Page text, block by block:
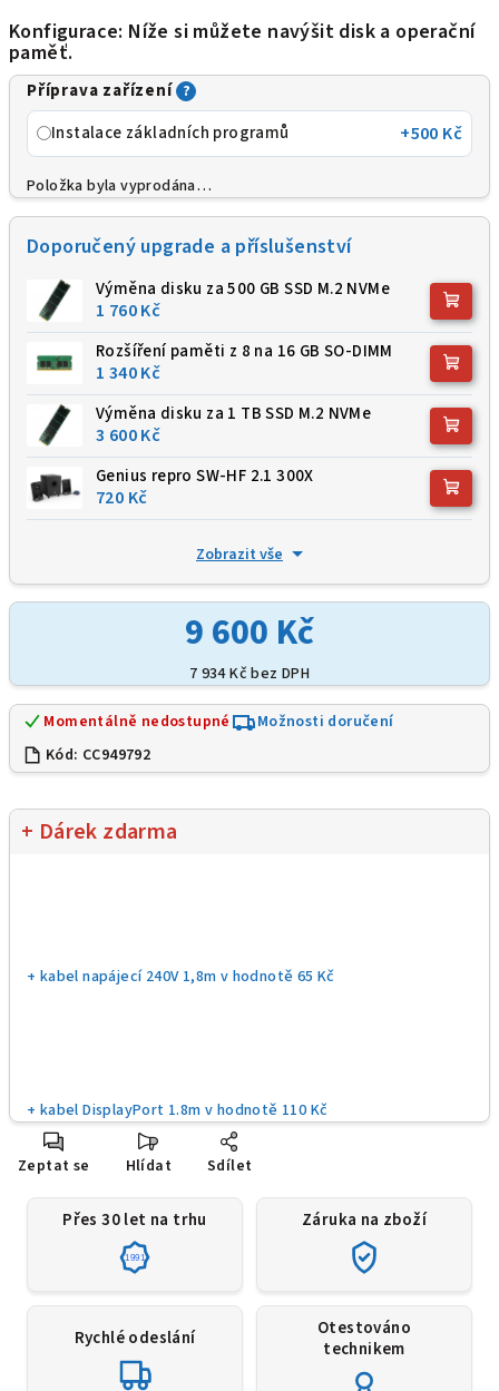
Konfigurace: Níže si můžete navýšit disk a operační
paměť.
Příprava zařízení ?
Instalace základních programů +500 Kč
Položka byla vyprodána…
Doporučený upgrade a příslušenství
Výměna disku za 500 GB SSD M.2 NVMe
1 760 Kč
Rozšíření paměti z 8 na 16 GB SO-DIMM
1 340 Kč
Výměna disku za 1 TB SSD M.2 NVMe
3 600 Kč
Genius repro SW-HF 2.1 300X
720 Kč
Zobrazit vše
9 600 Kč
7 934 Kčbez DPH
Momentálně nedostupné
Možnosti doručení
Kód: CC949792
+ Dárek zdarma
+ kabel napájecí 240V 1,8m v hodnotě 65 Kč
+ kabel DisplayPort 1.8m v hodnotě 110 Kč
Zeptat se Hlídat Sdílet
Přes 30 let na trhu
1991
Záruka na zboží
Rychlé odeslání
Otestováno
technikem